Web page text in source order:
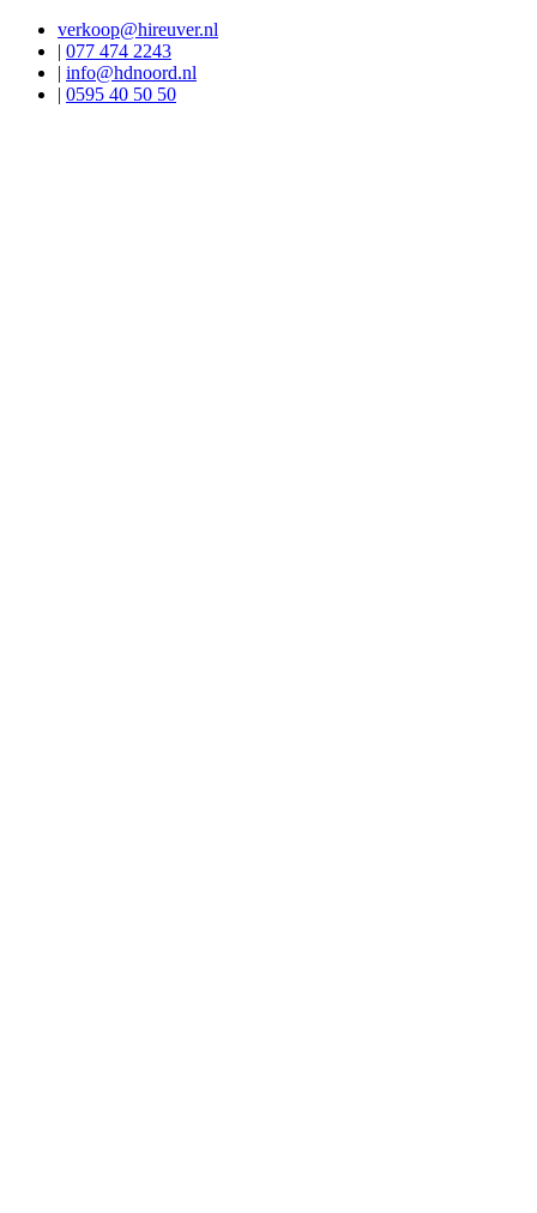
verkoop@hireuver.nl
| 077 474 2243
| info@hdnoord.nl
| 0595 40 50 50